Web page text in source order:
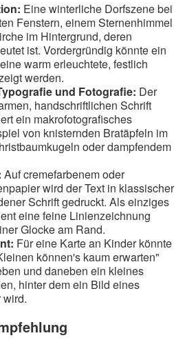
Eine winterliche Dorfszene bei
Fenstern, einem Sternenhimmel
im Hintergrund, deren
ist. Vordergründig könnte ein
warm erleuchtete, festlich
werden.
und Fotografie: Der
handschriftlichen Schrift
ein makrofotografisches
von knisternden Bratäpfeln im
oder dampfendem
Auf cremefarbenem oder
wird der Text in klassischer
Schrift gedruckt. Als einziges
eine feine Linienzeichnung
Glocke am Rand.
Für eine Karte an Kinder könnte
können's kaum erwarten"
und daneben ein kleines
hinter dem ein Bild eines
wird.